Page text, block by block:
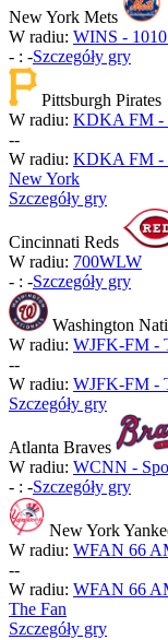
New York Mets
W radiu: WINS -
- : -Szczegóły gry
Pittsburgh Pirates
W radiu: KDKA FM -
--
W radiu: KDKA FM -
New York
Szczegóły gry
Cincinnati Reds
W radiu: 700WLW
- : -Szczegóły gry
Washington
W radiu: WJFK-FM -
--
W radiu: WJFK-FM -
Szczegóły gry
Atlanta Braves
W radiu: WCNN -
- : -Szczegóły gry
New York
W radiu: WFAN 66
--
W radiu: WFAN 66
The Fan
Szczegóły gry